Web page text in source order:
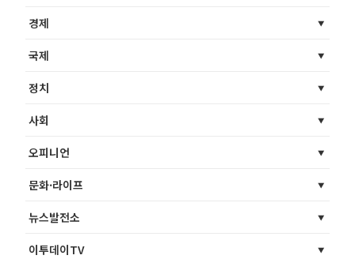
경제
국제
정치
사회
오피니언
문화·라이프
뉴스발전소
이투데이TV